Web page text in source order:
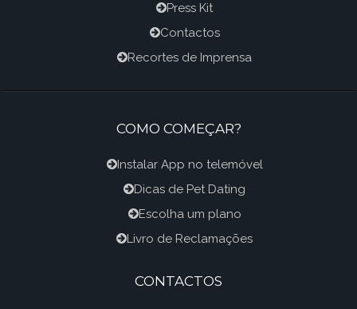
Press Kit
Contactos
Recortes de Imprensa
COMO COMEÇAR?
Instalar App no telemóvel
Dicas de Pet Dating
Escolha um plano
Livro de Reclamações
CONTACTOS